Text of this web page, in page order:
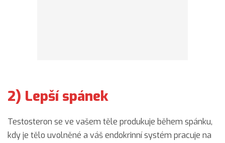
2) Lepší spánek
Testosteron se ve vašem těle produkuje během spánku,
kdy je tělo uvolněné a váš endokrinní systém pracuje na